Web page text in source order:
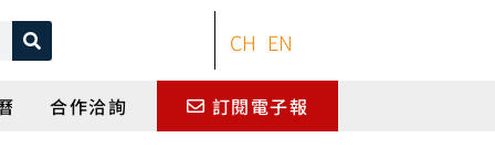
CH EN
合作洽詢 訂閱電子報